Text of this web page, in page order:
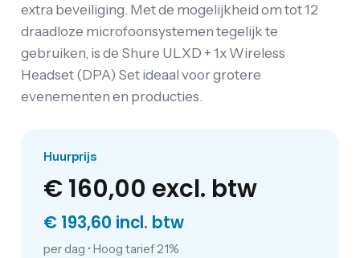
extra beveiliging. Met de mogelijkheid om tot 12
draadloze microfoonsystemen tegelijk te
gebruiken, is de Shure ULXD + 1x Wireless
Headset (DPA) Set ideaal voor grotere
evenementen en producties.
Huurprijs
€ 160,00 excl. btw
€ 193,60 incl. btw
per dag • Hoog tarief 21%